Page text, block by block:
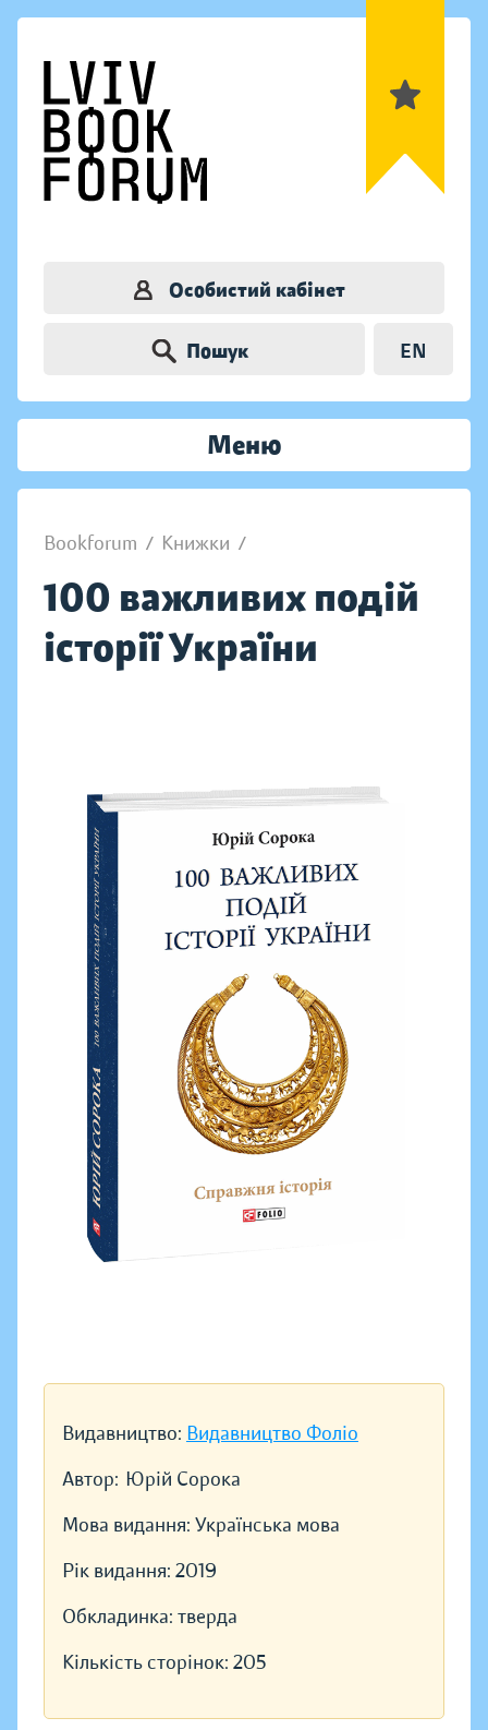
Особистий кабінет
Пошук EN
Меню
Bookforum / Книжки /
100 важливих подій
історії України
Видавництво: Видавництво Фоліо
Автор: Юрій Сорока
Мова видання: Українська мова
Рік видання: 2019
Обкладинка: тверда
Кількість сторінок: 205